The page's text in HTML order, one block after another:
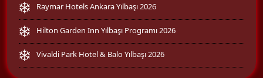
Raymar Hotels Ankara Yılbaşı 2026
Hilton Garden Inn Yılbaşı Programı 2026
Vivaldi Park Hotel & Balo Yılbaşı 2026